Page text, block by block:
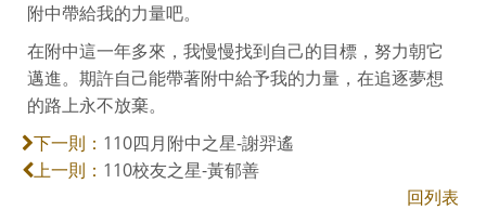
附中帶給我的力量吧。
在附中這一年多來，我慢慢找到自己的目標，努力朝它
邁進。期許自己能帶著附中給予我的力量，在追逐夢想
的路上永不放棄。
下一則： 110四月附中之星-謝羿遙
上一則： 110校友之星-黃郁善
回列表